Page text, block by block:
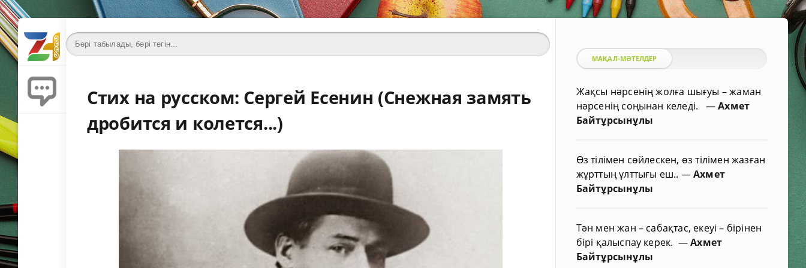
Стих на русском: Сергей Есенин (Снежная замять
дробится и колется...)
МАҚАЛ-МӘТЕЛДЕР
Жақсы нәрсенің жолға шығуы – жаман
нәрсенің соңынан келеді. —Ахмет
Байтұрсынұлы
Өз тілімен сөйлескен, өз тілімен жазған
жұрттың ұлттығы еш.. —Ахмет
Байтұрсынұлы
Тән мен жан – сабақтас, екеуі – бірінен
бірі қалыспау керек. —Ахмет
Байтұрсынұлы